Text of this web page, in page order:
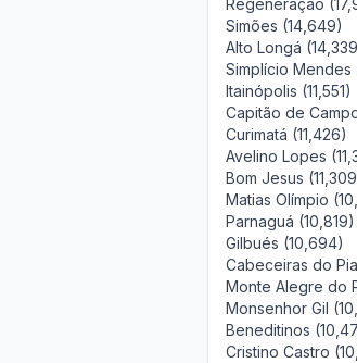
Regeneração
Simões (14,649)
Alto Longá
Simplício Mendes
Itainópolis (11,551)
Capitão de
Curimatá (11,426)
Avelino Lopes
Bom Jesus
Matias Olímpio
Parnaguá (10,819)
Gilbués (10,694)
Cabeceiras do
Monte Alegre do
Monsenhor Gil
Beneditinos
Cristino Castro